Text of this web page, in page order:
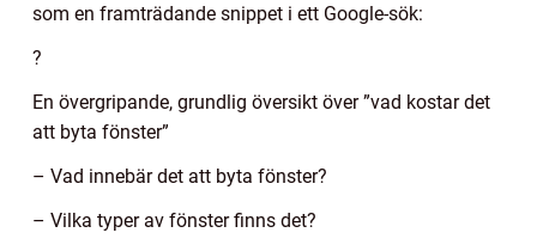
som en framträdande snippet i ett Google-sök:
?
En övergripande, grundlig översikt över ”vad kostar det
att byta fönster”
– Vad innebär det att byta fönster?
– Vilka typer av fönster finns det?